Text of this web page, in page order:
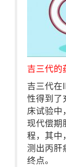
吉三代的
吉三代在
性得到了
床试验中
现代偿期
程，其中
测出丙肝
终点。